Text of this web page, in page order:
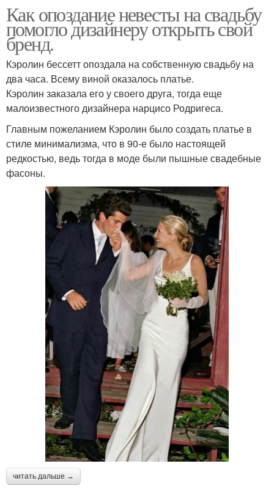
Как опоздание невесты на свадьбу
помогло дизайнеру открыть свой
бренд.
Кэролин бессетт опоздала на собственную свадьбу на
два часа. Всему виной оказалось платье.
Кэролин заказала его у своего друга, тогда еще
малоизвестного дизайнера нарцисо Родригеса.
Главным пожеланием Кэролин было создать платье в
стиле минимализма, что в 90-е было настоящей
редкостью, ведь тогда в моде были пышные свадебные
фасоны.
читать дальше →